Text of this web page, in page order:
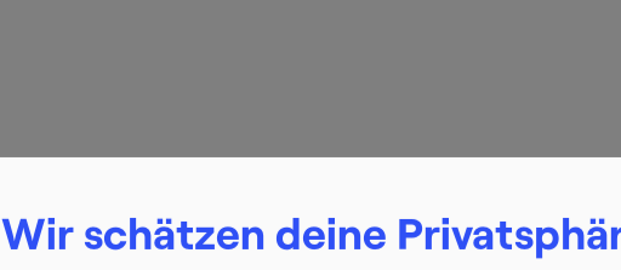
Wir schätzen deine